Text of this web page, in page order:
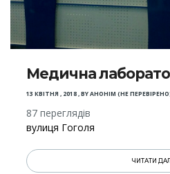
Медична
13 КВІТНЯ , 2018,BYАНОНІМ (НЕ
87 переглядів
вулиця Гоголя
ЧИТАТИ